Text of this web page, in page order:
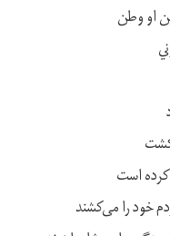
او وطن
کشت
است
خود را می‌کشند